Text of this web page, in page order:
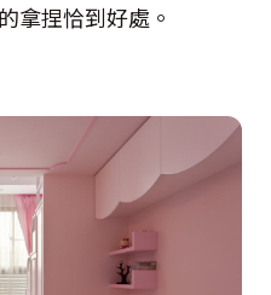
拿捏恰到好處。